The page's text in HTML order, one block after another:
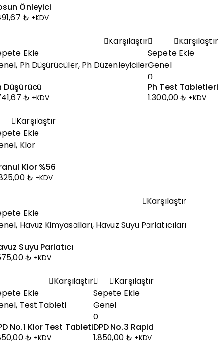
Önleyici
₺ +KDV
Karşılaştır
Ekle
, Ph Düşürücüler, Ph Düzenleyiciler
Düşürücü
₺ +KDV
Karşılaştır
Sepete Ekle
Genel
0
Ph Test Tabletleri
1.300,00₺ +KDV
Karşılaştır
Ekle
, Klor
Klor %56
₺ +KDV
Karşılaştır
Ekle
, Havuz Kimyasalları, Havuz Suyu Parlatıcıları
Suyu Parlatıcı
₺ +KDV
Karşılaştır
Ekle
, Test Tableti
No.1 Klor Test Tableti
₺ +KDV
Karşılaştır
Sepete Ekle
Genel
0
DPD No.3 Rapid
1.850,00₺ +KDV